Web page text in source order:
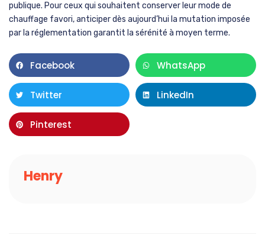
publique. Pour ceux qui souhaitent conserver leur mode de
chauffage favori, anticiper dès aujourd’hui la mutation imposée
par la réglementation garantit la sérénité à moyen terme.
Facebook WhatsApp
Twitter LinkedIn
Pinterest
Henry